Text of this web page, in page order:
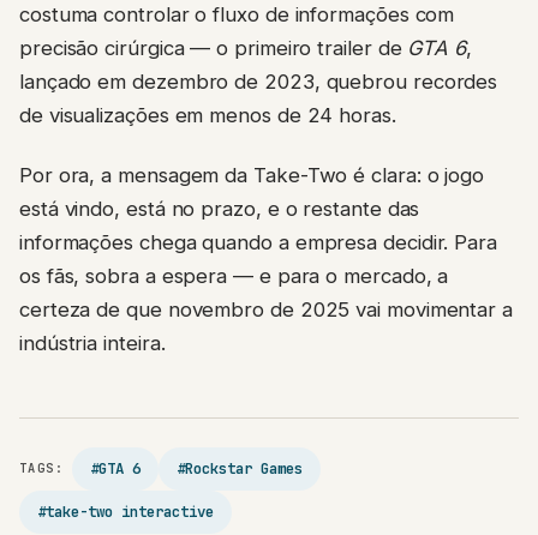
costuma controlar o fluxo de informações com
precisão cirúrgica — o primeiro trailer de GTA 6,
lançado em dezembro de 2023, quebrou recordes
de visualizações em menos de 24 horas.
Por ora, a mensagem da Take-Two é clara: o jogo
está vindo, está no prazo, e o restante das
informações chega quando a empresa decidir. Para
os fãs, sobra a espera — e para o mercado, a
certeza de que novembro de 2025 vai movimentar a
indústria inteira.
TAGS: #GTA 6 #Rockstar Games
#take-two interactive